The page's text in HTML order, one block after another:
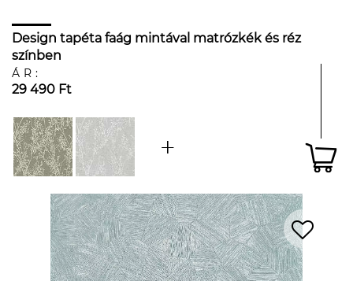
Design tapéta faág mintával matrózkék és réz
színben
ÁR:
29 490 Ft